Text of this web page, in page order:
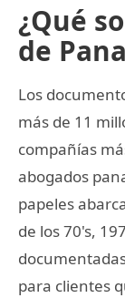
¿Qué
de
Los
más de 11
compañías
abogados
papeles
de los 70's,
para clientes